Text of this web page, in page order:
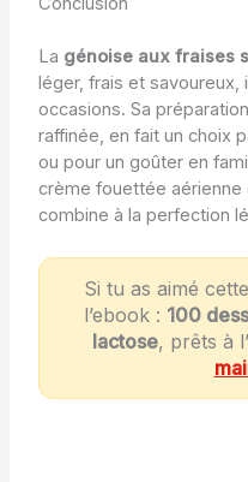
La génoise aux fraises
léger, frais et savoureux,
occasions. Sa
raffinée, en fait un choix
ou pour un goûter en
crème fouettée aérienne
combine à la perfection
Si tu as aimé
l’ebook : 100
lactose, prêts à